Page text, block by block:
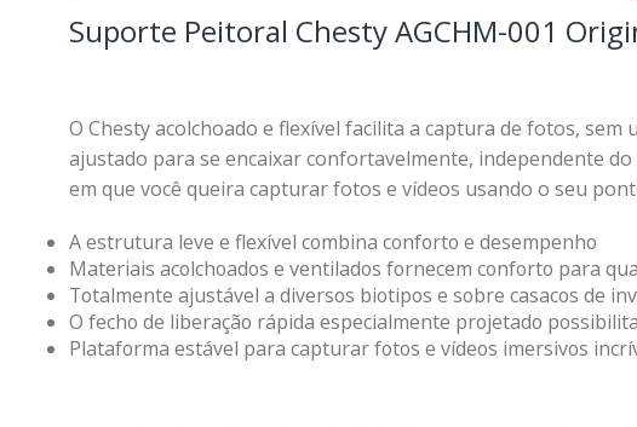
Suporte Peitoral Chesty AGCHM-001
O Chesty acolchoado e flexível facilita a captura de fotos,
ajustado para se encaixar confortavelmente, independente
em que você queira capturar fotos e vídeos usando o seu
A estrutura leve e flexível combina conforto e desempenho
Materiais acolchoados e ventilados fornecem conforto para
Totalmente ajustável a diversos biotipos e sobre casacos de
O fecho de liberação rápida especialmente projetado
Plataforma estável para capturar fotos e vídeos imersivos